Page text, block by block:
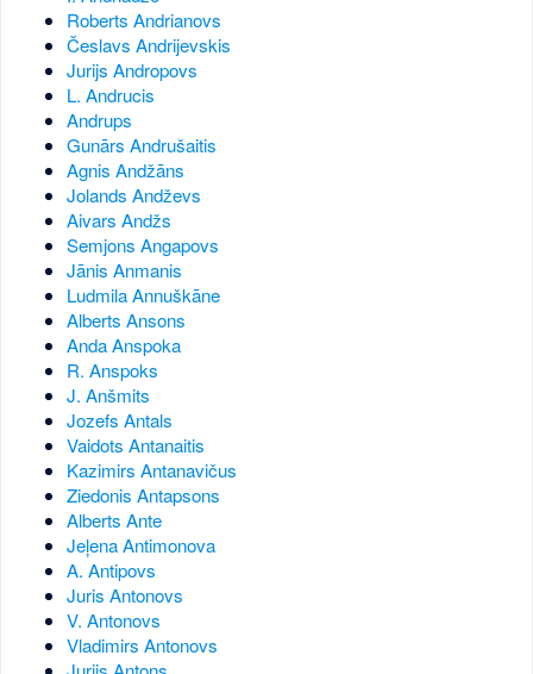
Roberts Andrianovs
Česlavs Andrijevskis
Jurijs Andropovs
L. Andrucis
Andrups
Gunārs Andrušaitis
Agnis Andžāns
Jolands Andževs
Aivars Andžs
Semjons Angapovs
Jānis Anmanis
Ludmila Annuškāne
Alberts Ansons
Anda Anspoka
R. Anspoks
J. Anšmits
Jozefs Antals
Vaidots Antanaitis
Kazimirs Antanavičus
Ziedonis Antapsons
Alberts Ante
Jeļena Antimonova
A. Antipovs
Juris Antonovs
V. Antonovs
Vladimirs Antonovs